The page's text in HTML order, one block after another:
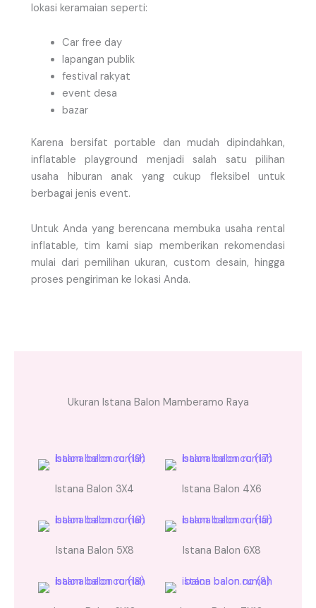
lokasi keramaian seperti:
Car free day
lapangan publik
festival rakyat
event desa
bazar
Karena bersifat portable dan mudah dipindahkan,
inflatable playground menjadi salah satu pilihan
usaha hiburan anak yang cukup fleksibel untuk
berbagai jenis event.
Untuk Anda yang berencana membuka usaha rental
inflatable, tim kami siap memberikan rekomendasi
mulai dari pemilihan ukuran, custom desain, hingga
proses pengiriman ke lokasi Anda.
Ukuran Istana Balon Mamberamo Raya
Istana Balon 3X4 Istana Balon 4X6
Istana Balon 5X8 Istana Balon 6X8